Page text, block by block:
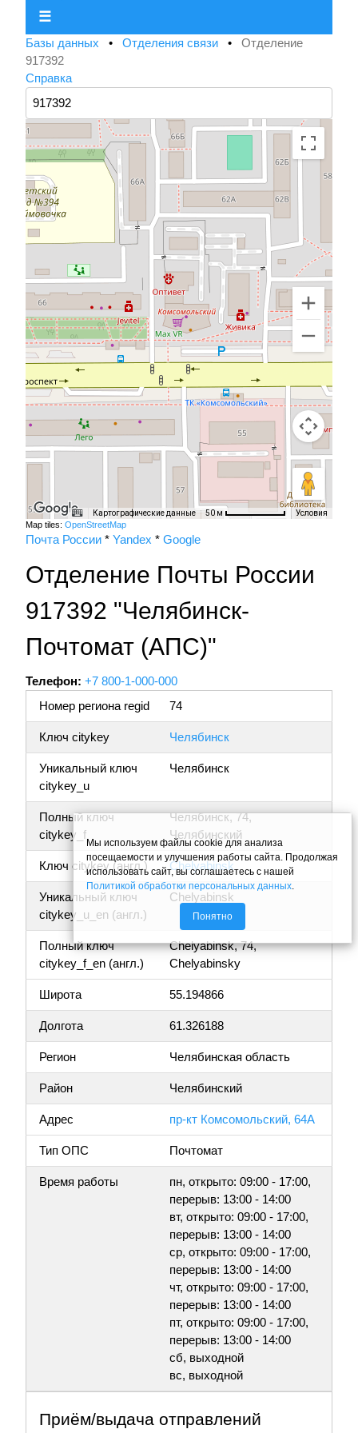
☰
Базы данных • Отделения связи • Отделение
917392
Справка
Картографические данные 50 м Условия
Map tiles: OpenStreetMap
Почта России * Yandex * Google
Отделение Почты России
917392 "Челябинск-
Почтомат (АПС)"
Телефон: +7 800-1-000-000
Номер региона regid
74
Ключ citykey Челябинск
Уникальный ключ
citykey_u
Челябинск
Полный ключ
citykey_f
Челябинск, 74,
Челябинский
Ключ citykey (англ.) Chelyabinsk
Уникальный ключ
citykey_u_en (англ.)
Chelyabinsk
Полный ключ
citykey_f_en (англ.)
Chelyabinsk, 74,
Chelyabinsky
Широта 55.194866
Долгота 61.326188
Регион Челябинская область
Район Челябинский
Адрес пр-кт Комсомольский, 64А
Тип ОПС Почтомат
Время работы
пн, открыто: 09:00 - 17:00,
перерыв: 13:00 - 14:00
вт, открыто: 09:00 - 17:00,
перерыв: 13:00 - 14:00
ср, открыто: 09:00 - 17:00,
перерыв: 13:00 - 14:00
чт, открыто: 09:00 - 17:00,
перерыв: 13:00 - 14:00
пт, открыто: 09:00 - 17:00,
перерыв: 13:00 - 14:00
сб, выходной
вс, выходной
Приём/выдача отправлений
Мы используем файлы cookie для анализа
посещаемости и улучшения работы сайта. Продолжая
использовать сайт, вы соглашаетесь с нашей
Политикой обработки персональных данных.
Понятно